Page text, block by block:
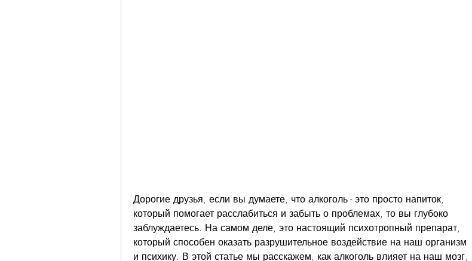
Дорогие друзья, если вы думаете, что алкоголь - это просто напиток,
который помогает расслабиться и забыть о проблемах, то вы глубоко
заблуждаетесь. На самом деле, это настоящий психотропный препарат,
который способен оказать разрушительное воздействие на наш организм
и психику. В этой статье мы расскажем, как алкоголь влияет на наш мозг,